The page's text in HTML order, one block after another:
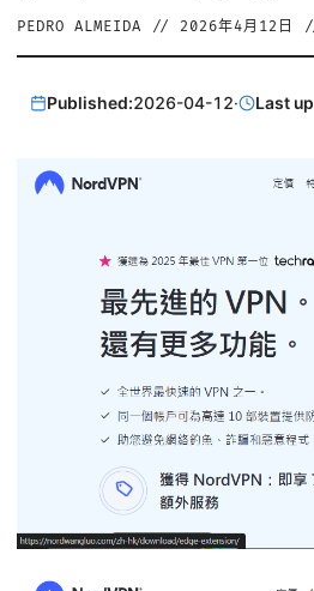
PEDRO ALMEIDA // 2026年4月12日
Published:2026-04-12· Last